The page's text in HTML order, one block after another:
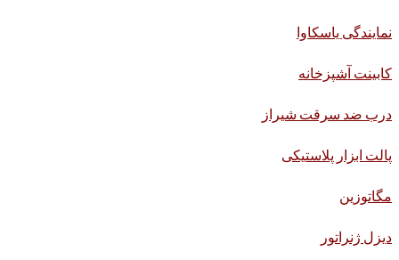
نمایندگی یاسکاوا
کابینت آشپزخانه
درب ضد سرقت شیراز
پالت ابزار پلاستیکی
مگاتوزین
دیزل ژنراتور